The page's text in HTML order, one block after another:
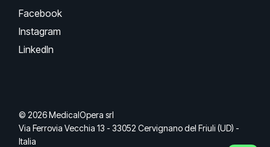
Facebook
Instagram
LinkedIn
© 2026 MedicalOpera srl
Via Ferrovia Vecchia 13 - 33052 Cervignano del Friuli (UD) -
Italia